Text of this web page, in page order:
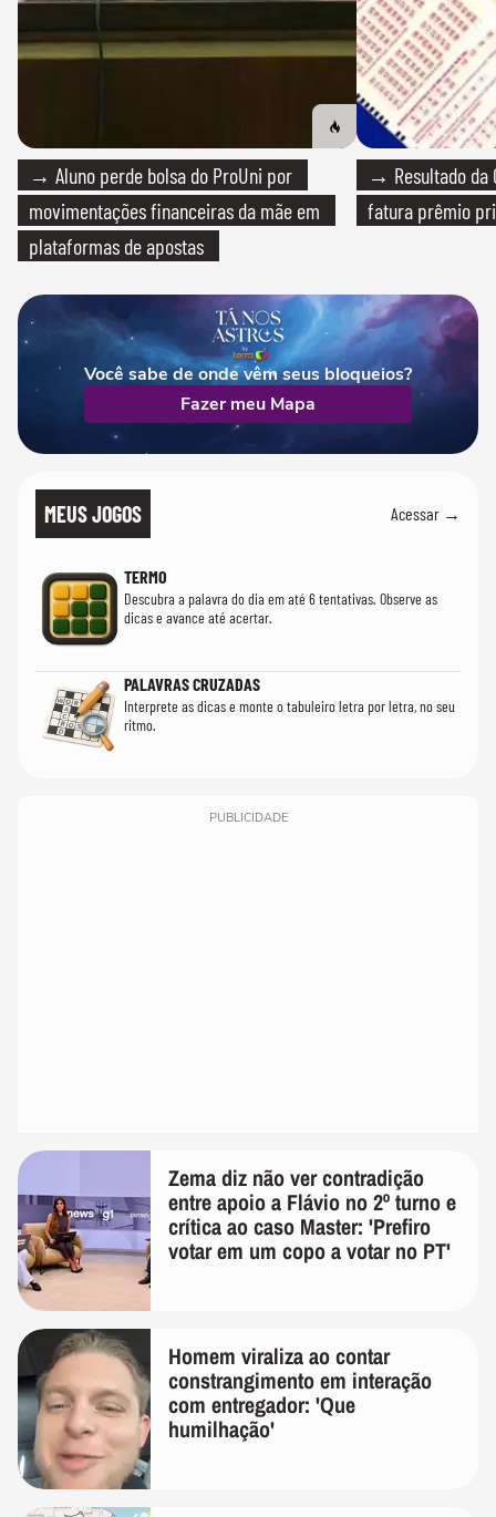
→ Aluno perde bolsa do ProUni por
movimentações financeiras da mãe em
plataformas de apostas
→ Resultado da
fatura prêmio
Você sabe de onde vêm seus bloqueios?
Fazer meu Mapa
MEUS JOGOS Acessar →
TERMO
Descubra a palavra do dia em até 6 tentativas. Observe as
dicas e avance até acertar.
PALAVRAS CRUZADAS
Interprete as dicas e monte o tabuleiro letra por letra, no seu
ritmo.
PUBLICIDADE
Zema diz não ver contradição
entre apoio a Flávio no 2º turno e
crítica ao caso Master: 'Prefiro
votar em um copo a votar no PT'
Homem viraliza ao contar
constrangimento em interação
com entregador: 'Que
humilhação'